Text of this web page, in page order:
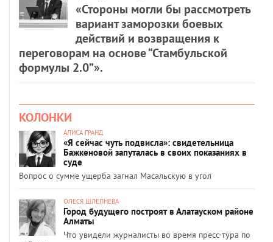
«Стороны могли бы рассмотреть
вариант заморозки боевых
действий и возвращения к
переговорам на основе “Стамбульской
формулы 2.0”».
КОЛОНКИ
АЛИСА ГРАНД
«Я сейчас чуть подвисла»: свидетельница
Бажкеновой запуталась в своих показаниях в
суде
Вопрос о сумме ущерба загнал Масальскую в угол
ОЛЕСЯ ШЛЕПНЕВА
Город будущего построят в Алатауском районе
Алматы
Что увидели журналисты во время пресс-тура по